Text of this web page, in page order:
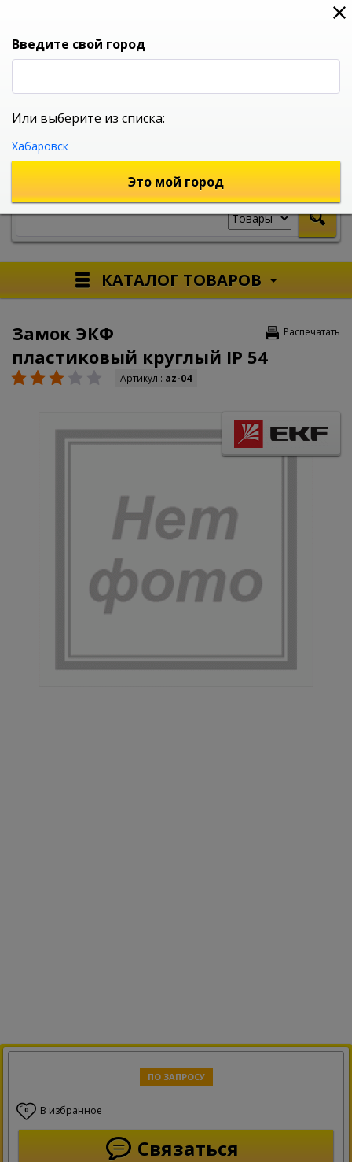
0
УНИВЕРСАЛЬНЫЙ ИНТЕРНЕТ МАГАЗИН
КАТАЛОГ ТОВАРОВ
Распечатать
Замок ЭКФ
пластиковый круглый IP 54
Артикул : az-04
ПО ЗАПРОСУ
0 В избранное
Связаться
Введите свой город
Или выберите из списка:
Хабаровск
Это мой город